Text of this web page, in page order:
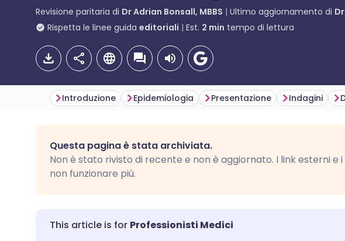
Revisione paritaria di Dr Adrian Bonsall, MBBS Ultimo aggiornamento di
Rispetta le linee guida editoriali Est. 2 min tempo di lettura
Condividi su Facebook
🇪🇸 Español 🇫🇷 Français
Introduzione Epidemiologia Presentazione Indagini
Questa pagina è stata archiviata.
Non è stato rivisto di recente e non è aggiornato. I link esterni
non funzionare più.
Professionisti Medici